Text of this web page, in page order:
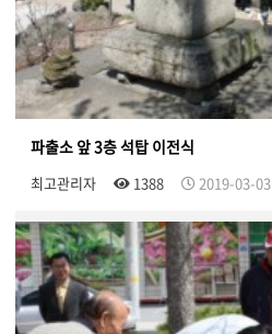
파출소 앞 3층 석탑 이전식
최고관리자 1388 2019-03-03